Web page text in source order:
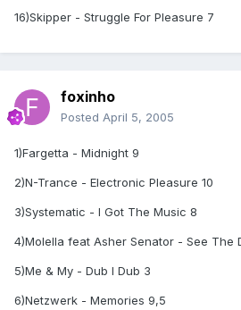
16)Skipper - Struggle For Pleasure 7
foxinho
Posted April 5, 2005
1)Fargetta - Midnight 9
2)N-Trance - Electronic Pleasure 10
3)Systematic - I Got The Music 8
4)Molella feat Asher Senator - See The
5)Me & My - Dub I Dub 3
6)Netzwerk - Memories 9,5